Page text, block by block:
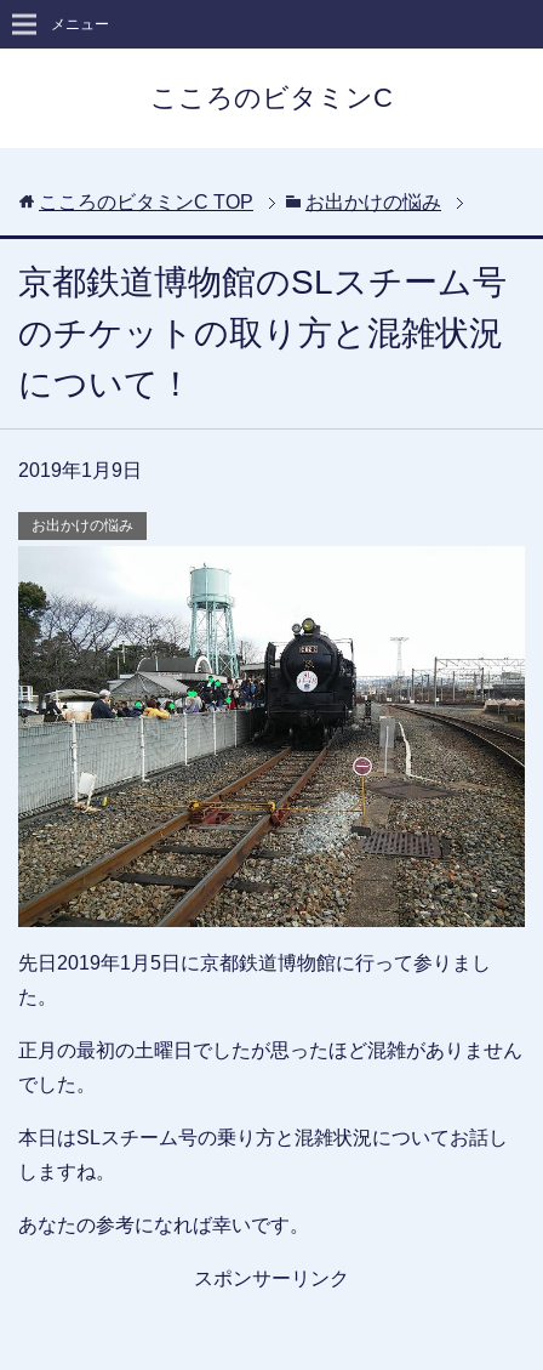
こころのビタミンC
メニュー
こころのビタミンC TOP お出かけの悩み
京都鉄道博物館のSLスチーム号
のチケットの取り方と混雑状況
について！
2019年1月9日
お出かけの悩み
先日2019年1月5日に京都鉄道博物館に行って参りまし
た。
正月の最初の土曜日でしたが思ったほど混雑がありません
でした。
本日はSLスチーム号の乗り方と混雑状況についてお話し
しますね。
あなたの参考になれば幸いです。
スポンサーリンク